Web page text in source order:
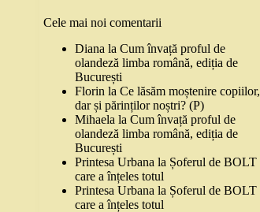
Cele mai noi comentarii
Diana laCum învață proful de
olandeză limba română, ediția de
București
Florin laCe lăsăm moștenire copiilor,
dar și părinților noștri? (P)
Mihaela laCum învață proful de
olandeză limba română, ediția de
București
Printesa Urbana la Șoferul de BOLT
care a înțeles totul
Printesa Urbana la Șoferul de BOLT
care a înțeles totul